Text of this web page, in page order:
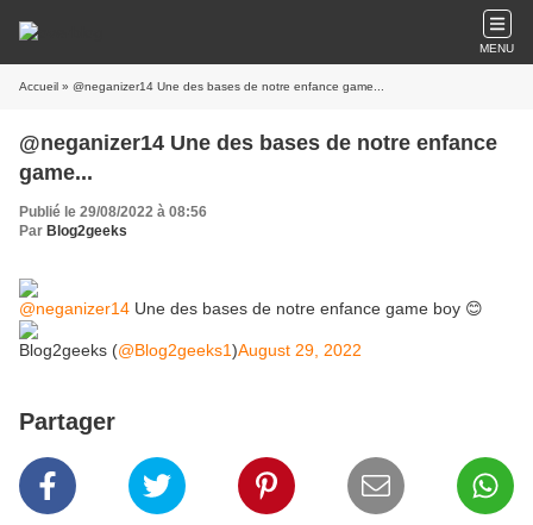
MENU
Accueil » @neganizer14 Une des bases de notre enfance game...
@neganizer14 Une des bases de notre enfance
game...
Publié le 29/08/2022 à 08:56
Par Blog2geeks
@neganizer14 Une des bases de notre enfance game boy 😊
Blog2geeks (@Blog2geeks1)August 29, 2022
Partager